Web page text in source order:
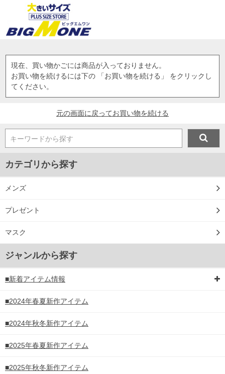
現在、買い物かごには商品が入っておりません。
お買い物を続けるには下の 「お買い物を続ける」 をクリックし
てください。
元の画面に戻ってお買い物を続ける
キーワードから探す
カテゴリから探す
メンズ
プレゼント
マスク
ジャンルから探す
■新着アイテム情報
■2024年春夏新作アイテム
■2024年秋冬新作アイテム
■2025年春夏新作アイテム
■2025年秋冬新作アイテム